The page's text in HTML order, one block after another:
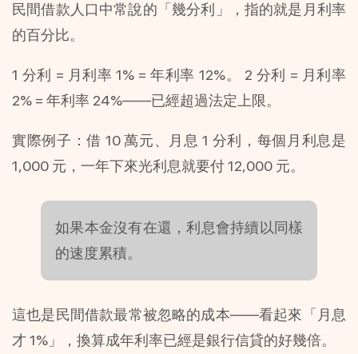
民間借款人口中常說的「幾分利」，指的就是月利率
的百分比。
1 分利 = 月利率 1% = 年利率 12%。 2 分利 = 月利率
2% = 年利率 24%——已經超過法定上限。
實際例子：借 10 萬元、月息 1 分利，每個月利息是
1,000 元，一年下來光利息就要付 12,000 元。
如果本金沒有在還，利息會持續以同樣
的速度累積。
這也是民間借款最常被忽略的成本——看起來「月息
才 1%」，換算成年利率已經是銀行信貸的好幾倍。